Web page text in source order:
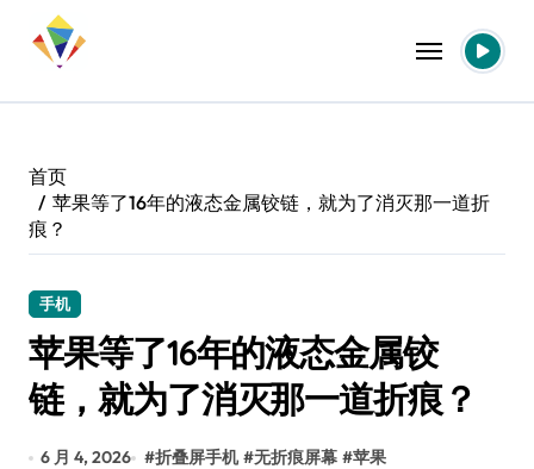
首页
苹果等了16年的液态金属铰链，就为了消灭那一道折
痕？
手机
苹果等了16年的液态金属铰
链，就为了消灭那一道折痕？
6 月 4, 2026 #折叠屏手机 #无折痕屏幕 #苹果